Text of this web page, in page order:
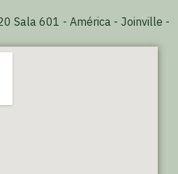
Sala 601 - América - Joinville -